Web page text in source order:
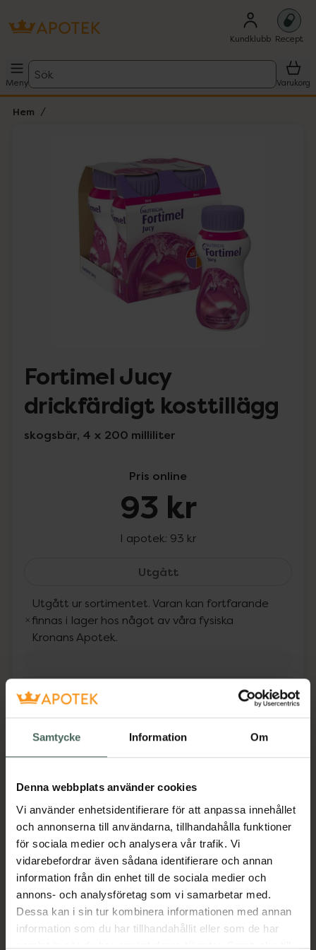
Samtycke Information Om
Denna webbplats använder cookies
Vi använder enhetsidentifierare för att anpassa innehållet
och annonserna till användarna, tillhandahålla funktioner
för sociala medier och analysera vår trafik. Vi
vidarebefordrar även sådana identifierare och annan
information från din enhet till de sociala medier och
annons- och analysföretag som vi samarbetar med.
Dessa kan i sin tur kombinera informationen med annan
information som du har tillhandahållit eller som de har
samlat in när du har använt deras tjänster. Samtycke till
Kundklubb Recept
Meny
Sök
Varukorg
Hem
Lista: . Innehåller 1 objekt.
Fortimel Jucy
drickfärdigt kosttillägg
skogsbär, 4 x 200 milliliter
Pris online
93 kr
I apotek: 93 kr
UtgåttFortimel Jucy
Utgått ur sortimentet. Varan kan fortfarande
finnas i lager hos något av våra fysiska
Kronans Apotek.
Aktuella erbjudanden
Beskrivning Dölj
Produkten innehåller tillsatt socker
Fortimel Jucy med smak av skogsbär är ett
energirikt, klart kosttillägg för kostbehandling
av sjukdomsrelaterad malnutrition.
Näringsdrycken är glutenfri, har låg laktoshalt
samt är fettfri.
Jämförpris 494,98 kr /l
EAN:08712400154673